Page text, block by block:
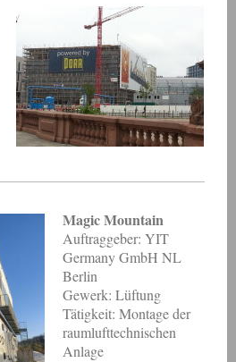
Magic Mountain
Auftraggeber: YIT
Germany GmbH NL
Berlin
Gewerk: Lüftung
Tätigkeit: Montage der
raumlufttechnischen
Anlage